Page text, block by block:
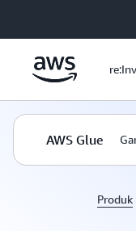
AWS Glue
Produk